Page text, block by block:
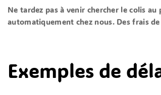
Ne tardez pas à venir chercher le colis
automatiquement chez nous. Des frais
Exemples de